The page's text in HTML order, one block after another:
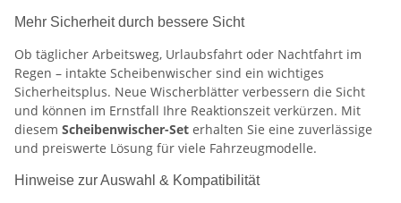
Mehr Sicherheit durch bessere Sicht
Ob täglicher Arbeitsweg, Urlaubsfahrt oder Nachtfahrt im
Regen – intakte Scheibenwischer sind ein wichtiges
Sicherheitsplus. Neue Wischerblätter verbessern die Sicht
und können im Ernstfall Ihre Reaktionszeit verkürzen. Mit
diesem Scheibenwischer-Set erhalten Sie eine zuverlässige
und preiswerte Lösung für viele Fahrzeugmodelle.
Hinweise zur Auswahl & Kompatibilität